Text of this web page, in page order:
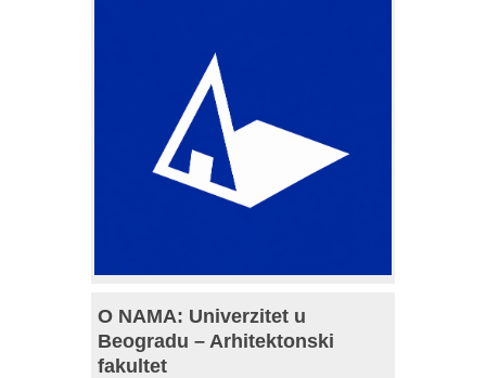
O NAMA: Univerzitet u
Beogradu – Arhitektonski
fakultet